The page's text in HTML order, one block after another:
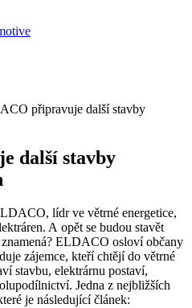
připravuje další stavby
další stavby
lídr ve větrné energetice,
A opět se budou stavět
ELDACO osloví občany
zájemce, kteří chtějí do větrné
stavbu, elektrárnu postaví,
Jedna z nejbližších
je následující článek: